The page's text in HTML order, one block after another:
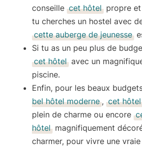
conseille cet hôtel propre
tu cherches un hostel avec
cette auberge de jeunesse
Si tu as un peu plus de
cet hôtel avec un
piscine.
Enfin, pour les beaux
bel hôtel moderne , cet
plein de charme ou encore
hôtel magnifiquement
charmer, pour vivre une